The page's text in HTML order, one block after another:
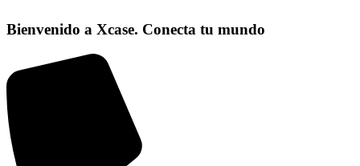
Bienvenido a Xcase. Conecta tu mundo